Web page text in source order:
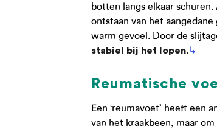
botten langs elkaar
ontstaan van het
warm gevoel. Door de
stabiel bij het lopen.↳
Reumatische
Een ‘reumavoet’ heeft een
van het kraakbeen, maar om